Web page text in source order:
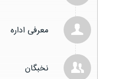
معرفی اداره
نخبگان